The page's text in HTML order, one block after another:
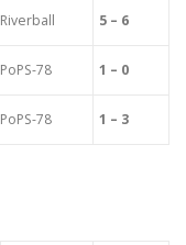
Riverball 5 – 6
PoPS-78 1 – 0
PoPS-78 1 – 3